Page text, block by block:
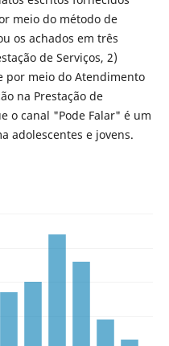
meio do método de
os achados em três
de Serviços, 2)
por meio do Atendimento
na Prestação de
o canal "Pode Falar" é um
adolescentes e jovens.